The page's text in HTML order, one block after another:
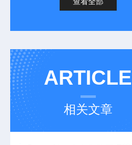
ARTICLE
相关文章